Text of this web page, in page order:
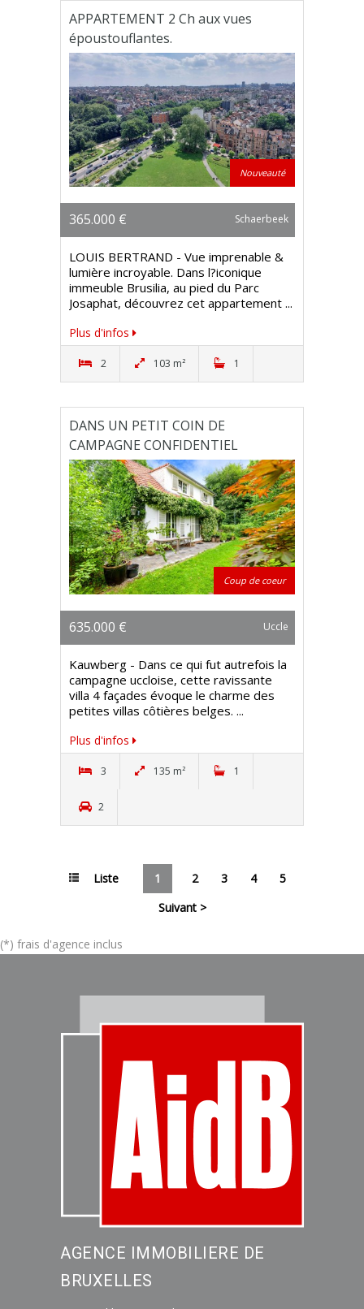
APPARTEMENT 2 Ch aux vues
époustouflantes.
Nouveauté
365.000 € Schaerbeek
LOUIS BERTRAND - Vue imprenable &
lumière incroyable. Dans l?iconique
immeuble Brusilia, au pied du Parc
Josaphat, découvrez cet appartement ...
Plus d'infos
2 103 m² 1
DANS UN PETIT COIN DE
CAMPAGNE CONFIDENTIEL
Coup de coeur
635.000 € Uccle
Kauwberg - Dans ce qui fut autrefois la
campagne uccloise, cette ravissante
villa 4 façades évoque le charme des
petites villas côtières belges. ...
Plus d'infos
3 135 m² 1
2
Liste 1 2 3 4
5
Suivant >
(*) frais d'agence inclus
AGENCE IMMOBILIERE DE
BRUXELLES